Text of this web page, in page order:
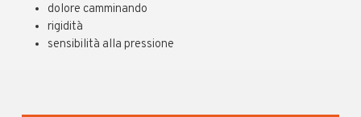
dolore camminando
rigidità
sensibilità alla pressione